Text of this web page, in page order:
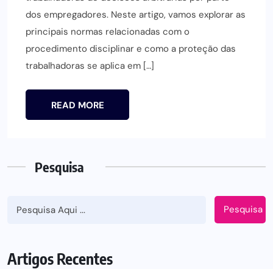
dos empregadores. Neste artigo, vamos explorar as
principais normas relacionadas com o
procedimento disciplinar e como a proteção das
trabalhadoras se aplica em […]
READ MORE
Pesquisa
Pesquisa
Artigos Recentes